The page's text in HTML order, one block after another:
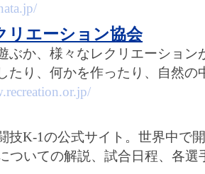
リエーション協会
ぶか、様々なレクリエーション
たり、何かを作ったり、自然
技K-1の公式サイト。世界中で
ついての解説、試合日程、各